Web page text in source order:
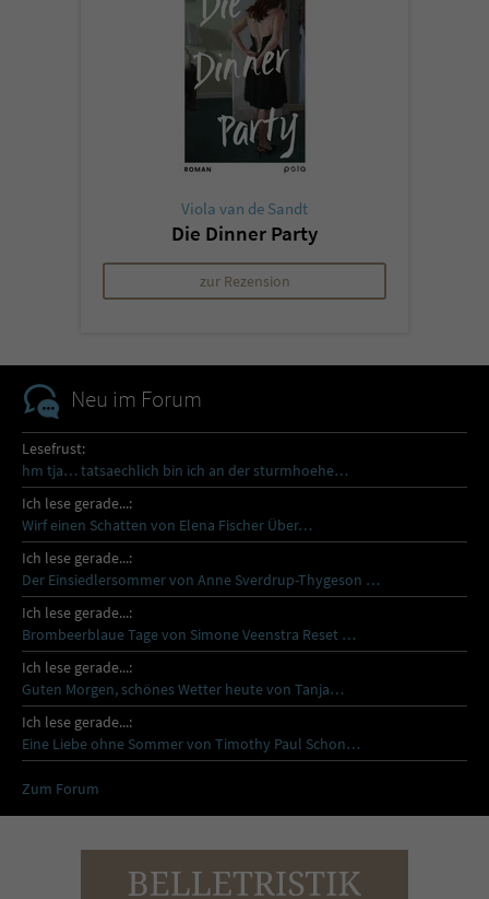
Viola van de Sandt
Die Dinner Party
zur Rezension
Neu im Forum
Lesefrust:
hm tja… tatsaechlich bin ich an der sturmhoehe…
Ich lese gerade...:
Wirf einen Schatten von Elena Fischer Über…
Ich lese gerade...:
Der Einsiedlersommer von Anne Sverdrup-Thygeson …
Ich lese gerade...:
Brombeerblaue Tage von Simone Veenstra Reset …
Ich lese gerade...:
Guten Morgen, schönes Wetter heute von Tanja…
Ich lese gerade...:
Eine Liebe ohne Sommer von Timothy Paul Schon…
Zum Forum